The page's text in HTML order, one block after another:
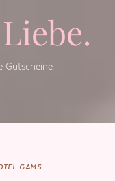
Gutscheine
GAMS